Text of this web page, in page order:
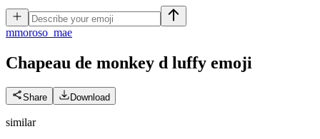
mmoroso_mae
Chapeau de monkey d luffy emoji
Share Download
similar